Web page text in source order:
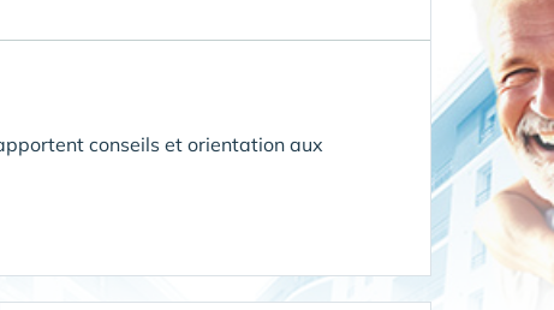
conseils et orientation aux